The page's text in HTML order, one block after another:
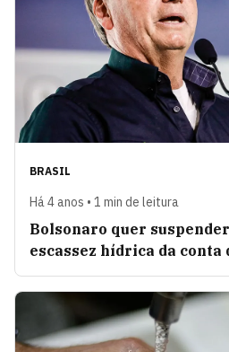
BRASIL
Há 4 anos • 1 min de leitura
Bolsonaro quer
escassez hídrica da conta